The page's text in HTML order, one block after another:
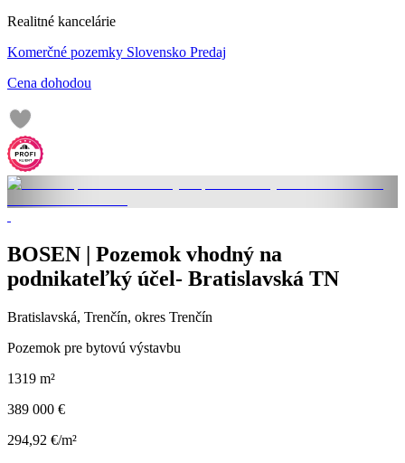
Realitné kancelárie
Komerčné pozemky Slovensko Predaj
Cena dohodou
BOSEN | Pozemok vhodný na
podnikateľký účel- Bratislavská TN
Bratislavská, Trenčín, okres Trenčín
Pozemok pre bytovú výstavbu
1319 m²
389 000 €
294,92 €/m²